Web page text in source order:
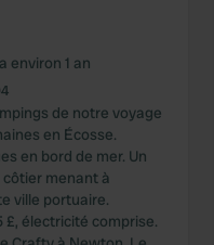
environ 1 an
de notre voyage
en Écosse.
en bord de mer. Un
menant à
ville portuaire.
£, électricité comprise.